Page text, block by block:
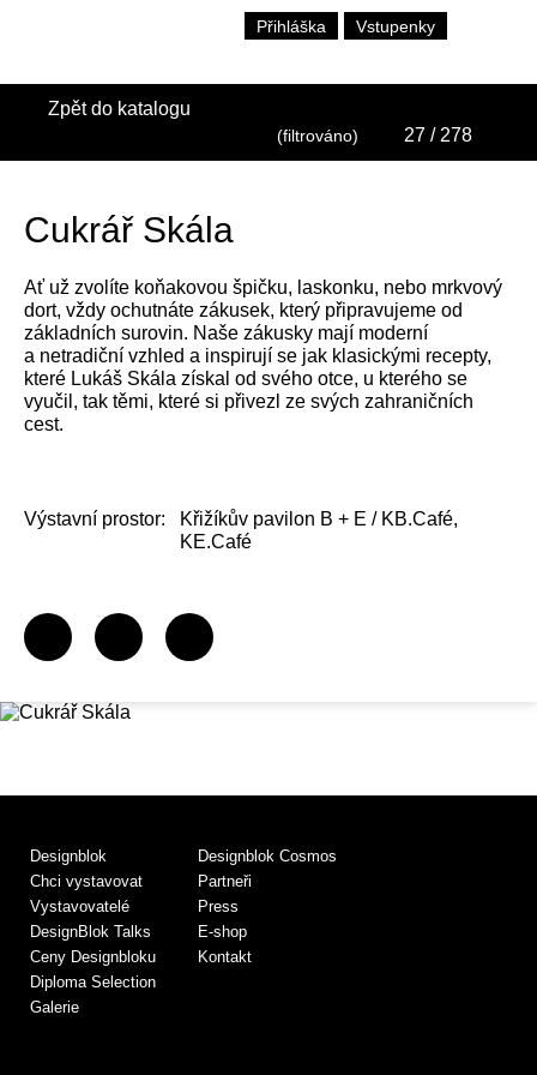
Přihláška Vstupenky
Zpět do katalogu
(filtrováno) 27 / 278
Cukrář Skála
Ať už zvolíte koňakovou špičku, laskonku, nebo mrkvový
dort, vždy ochutnáte zákusek, který připravujeme od
základních surovin. Naše zákusky mají moderní
a netradiční vzhled a inspirují se jak klasickými recepty,
které Lukáš Skála získal od svého otce, u kterého se
vyučil, tak těmi, které si přivezl ze svých zahraničních
cest.
Výstavní prostor:
Křižíkův pavilon B + E / KB.Café,
KE.Café
Designblok
Chci vystavovat
Vystavovatelé
DesignBlok Talks
Ceny Designbloku
Diploma Selection
Galerie
Designblok Cosmos
Partneři
Press
E-shop
Kontakt